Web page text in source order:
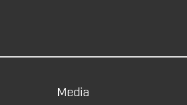
Media